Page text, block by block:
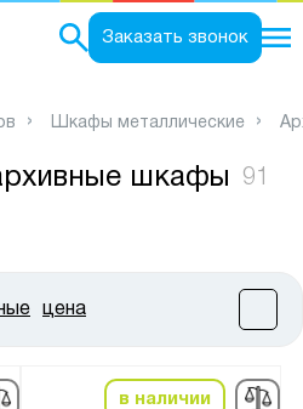
Заказать звонок
Шкафы металлические
шкафы
91
цена
в наличии